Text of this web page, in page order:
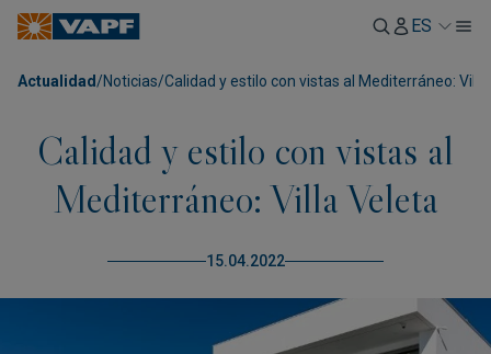
ES
Actualidad /Noticias/Calidad y estilo con vistas al Mediterráneo:
Calidad y estilo con vistas al
Mediterráneo: Villa Veleta
15.04.2022